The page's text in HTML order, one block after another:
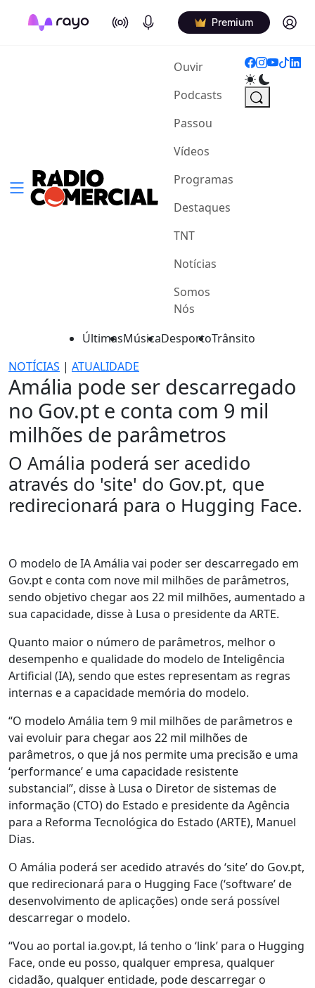
On Air Podcasts Premium Log in
Ouvir(current)
Podcasts
Passou
Vídeos
Programas
Destaques
TNT
Notícias
Somos
Nós
ÚltimasMúsicaDesportoTrânsito
NOTÍCIAS | ATUALIDADE
Amália pode ser descarregado
no Gov.pt e conta com 9 mil
milhões de parâmetros
O Amália poderá ser acedido
através do 'site' do Gov.pt, que
redirecionará para o Hugging Face.
O modelo de IA Amália vai poder ser descarregado em
Gov.pt e conta com nove mil milhões de parâmetros,
sendo objetivo chegar aos 22 mil milhões, aumentado a
sua capacidade, disse à Lusa o presidente da ARTE.
Quanto maior o número de parâmetros, melhor o
desempenho e qualidade do modelo de Inteligência
Artificial (IA), sendo que estes representam as regras
internas e a capacidade memória do modelo.
“O modelo Amália tem 9 mil milhões de parâmetros e
vai evoluir para chegar aos 22 mil milhões de
parâmetros, o que já nos permite uma precisão e uma
‘performance’ e uma capacidade resistente
substancial”, disse à Lusa o Diretor de sistemas de
informação (CTO) do Estado e presidente da Agência
para a Reforma Tecnológica do Estado (ARTE), Manuel
Dias.
O Amália poderá ser acedido através do ‘site’ do Gov.pt,
que redirecionará para o Hugging Face (‘software’ de
desenvolvimento de aplicações) onde será possível
descarregar o modelo.
“Vou ao portal ia.gov.pt, lá tenho o ‘link’ para o Hugging
Face, onde eu posso, qualquer empresa, qualquer
cidadão, qualquer entidade, pode descarregar o